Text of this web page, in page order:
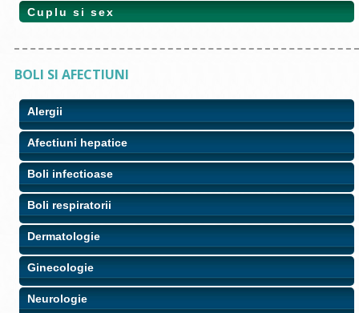
Cuplu si sex
BOLI SI AFECTIUNI
Alergii
Afectiuni hepatice
Boli infectioase
Boli respiratorii
Dermatologie
Ginecologie
Neurologie